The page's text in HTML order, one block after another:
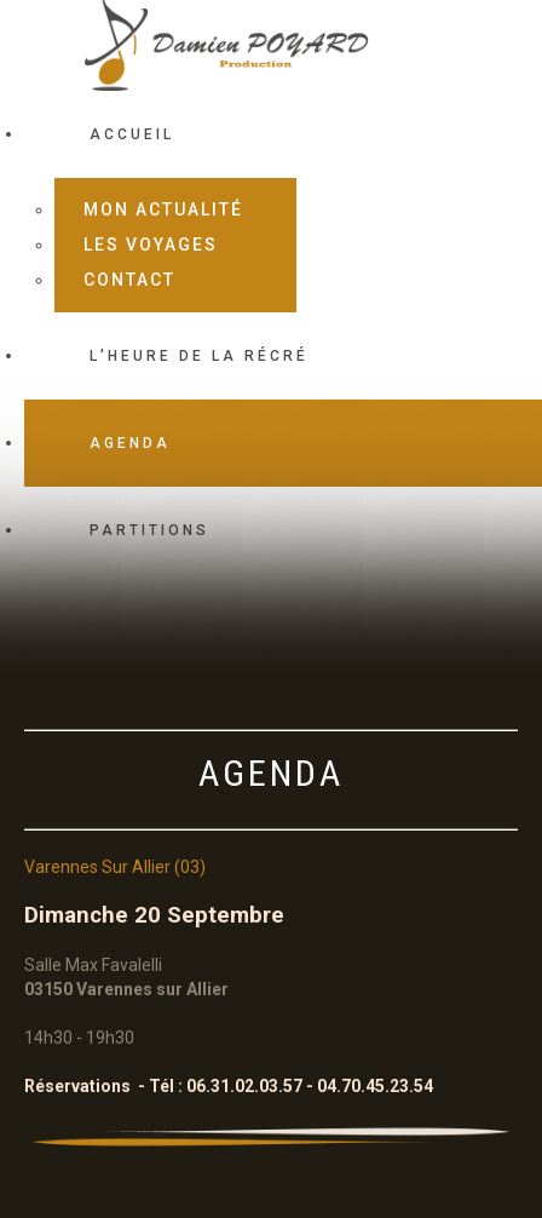
ACCUEIL
MON ACTUALITÉ
LES VOYAGES
CONTACT
L'HEURE DE LA RÉCRÉ
AGENDA
PARTITIONS
AGENDA
Varennes SurAllier(03)
Dimanche 20 Septembre
Salle Max Favalelli
03150 Varennes sur Allier
14h30 - 19h30
Réservations - Tél : 06.31.02.03.57 - 04.70.45.23.54